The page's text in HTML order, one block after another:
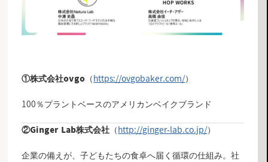
①株式会社ovgo （https://ovgobaker.com/）
100％プラントベースのアメリカンベイクブランド
②Ginger Lab株式会社 （http://ginger-lab.co.jp/）
企業の備えが、子どもたちの食卓へ届く循環の仕組み。社